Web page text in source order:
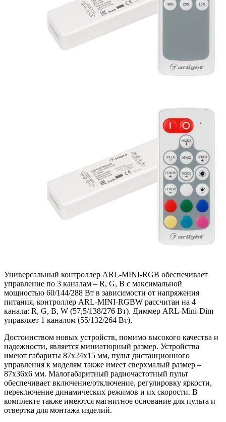
Универсальный контроллер ARL-MINI-RGB обеспечивает
управление по 3 каналам – R, G, B с максимальной
мощностью 60/144/288 Вт в зависимости от напряжения
питания, контроллер ARL-MINI-RGBW рассчитан на 4
канала: R, G, B, W (57,5/138/276 Вт). Диммер ARL-Mini-Dim
управляет 1 каналом (55/132/264 Вт).
Достоинством новых устройств, помимо высокого качества и
надежности, является миниатюрный размер. Устройства
имеют габариты 87x24x15 мм, пульт дистанционного
управления к моделям также имеет сверхмалый размер –
87х36х6 мм. Малогабаритный радиочастотный пульт
обеспечивает включение/отключение, регулировку яркости,
переключение динамических режимов и их скорости. В
комплекте также имеются магнитное основание для пульта и
отвертка для монтажа изделий.